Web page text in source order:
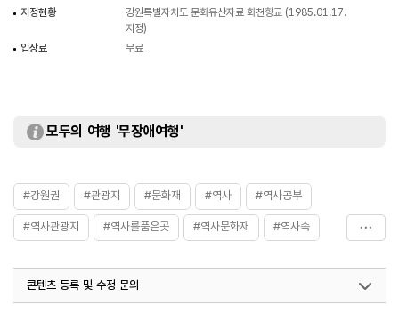
지정현황
강원특별자치도 문화유산자료 화천향교 (1985.01.17.
지정)
입장료
무료
모두의 여행 '무장애여행'
#강원권 #관광지 #문화재 #역사 #역사공부
#역사관광지 #역사를품은곳 #역사문화재 #역사속
#역사이야기 #역사탐방
콘텐츠 등록 및 수정 문의